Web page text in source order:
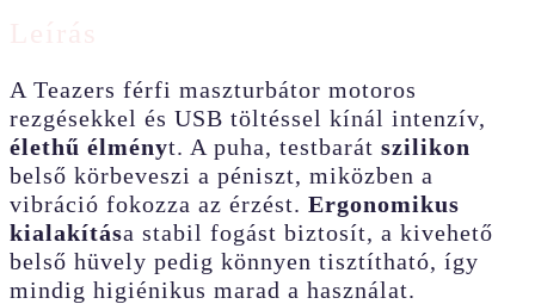
A Teazers férfi maszturbátor motoros
rezgésekkel és USB töltéssel kínál intenzív,
élethű élményt. A puha, testbarát szilikon
belső körbeveszi a péniszt, miközben a
vibráció fokozza az érzést. Ergonomikus
kialakítása stabil fogást biztosít, a kivehető
belső hüvely pedig könnyen tisztítható, így
mindig higiénikus marad a használat.